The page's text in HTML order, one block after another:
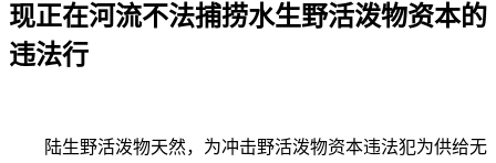
现正在河流不法捕捞水生野活泼物资本的
违法行
陆生野活泼物天然，为冲击野活泼物资本违法犯为供给无